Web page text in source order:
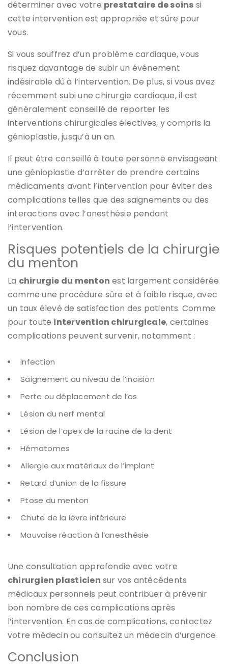
déterminer avec votre prestataire de soins si
cette intervention est appropriée et sûre pour
vous.
Si vous souffrez d’un problème cardiaque, vous
risquez davantage de subir un événement
indésirable dû à l’intervention. De plus, si vous avez
récemment subi une chirurgie cardiaque, il est
généralement conseillé de reporter les
interventions chirurgicales électives, y compris la
génioplastie, jusqu’à un an.
Il peut être conseillé à toute personne envisageant
une génioplastie d’arrêter de prendre certains
médicaments avant l’intervention pour éviter des
complications telles que des saignements ou des
interactions avec l’anesthésie pendant
l’intervention.
Risques potentiels de la chirurgie
du menton
La chirurgie du menton est largement considérée
comme une procédure sûre et à faible risque, avec
un taux élevé de satisfaction des patients. Comme
pour toute intervention chirurgicale, certaines
complications peuvent survenir, notamment :
Infection
Saignement au niveau de l’incision
Perte ou déplacement de l’os
Lésion du nerf mental
Lésion de l’apex de la racine de la dent
Hématomes
Allergie aux matériaux de l’implant
Retard d’union de la fissure
Ptose du menton
Chute de la lèvre inférieure
Mauvaise réaction à l’anesthésie
Une consultation approfondie avec votre
chirurgien plasticien sur vos antécédents
médicaux personnels peut contribuer à prévenir
bon nombre de ces complications après
l’intervention. En cas de complications, contactez
votre médecin ou consultez un médecin d’urgence.
Conclusion